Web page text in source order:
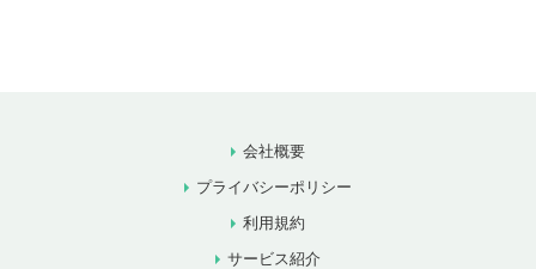
会社概要
プライバシーポリシー
利用規約
サービス紹介